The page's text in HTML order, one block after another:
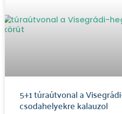
5+1 túraútvonal a
csodahelyekre kalauzol